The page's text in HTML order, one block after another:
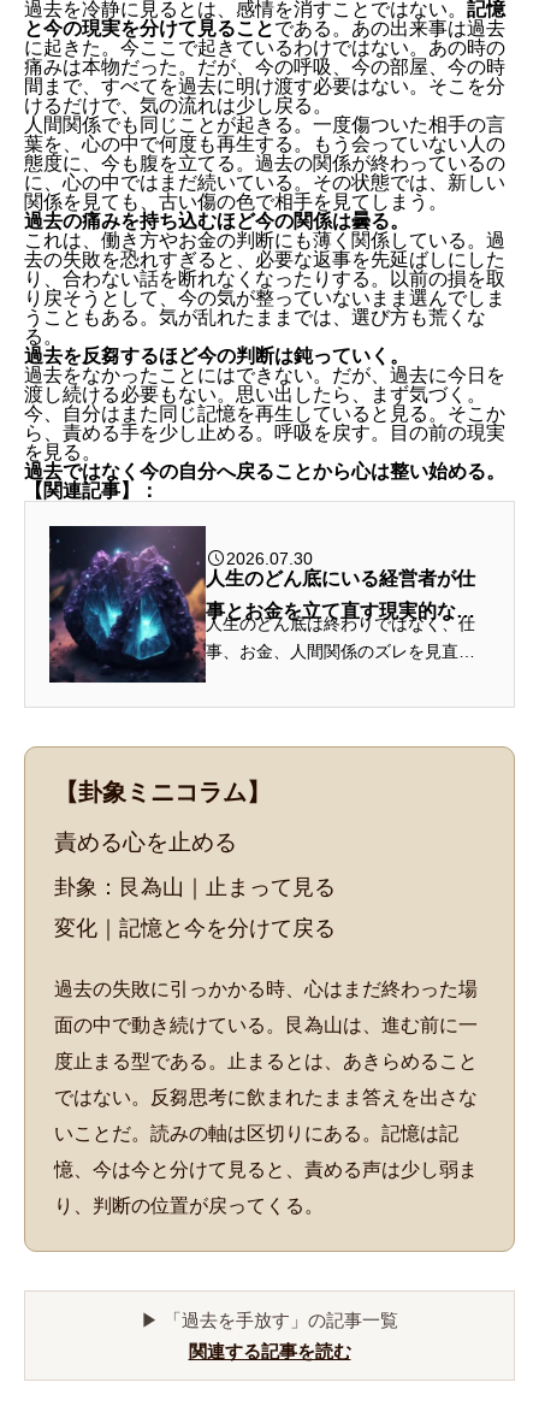
過去を冷静に見るとは、感情を消すことではない。 記憶
と今の現実を分けて見ることである。あの出来事は過去
に起きた。今ここで起きているわけではない。あの時の
痛みは本物だった。だが、今の呼吸、今の部屋、今の時
間まで、すべてを過去に明け渡す必要はない。そこを分
けるだけで、気の流れは少し戻る。
人間関係でも同じことが起きる。一度傷ついた相手の言
葉を、心の中で何度も再生する。もう会っていない人の
態度に、今も腹を立てる。過去の関係が終わっているの
に、心の中ではまだ続いている。その状態では、新しい
関係を見ても、古い傷の色で相手を見てしまう。
過去の痛みを持ち込むほど今の関係は曇る。
これは、働き方やお金の判断にも薄く関係している。過
去の失敗を恐れすぎると、必要な返事を先延ばしにした
り、合わない話を断れなくなったりする。以前の損を取
り戻そうとして、今の気が整っていないまま選んでしま
うこともある。気が乱れたままでは、選び方も荒くな
る。
過去を反芻するほど今の判断は鈍っていく。
過去をなかったことにはできない。だが、過去に今日を
渡し続ける必要もない。思い出したら、まず気づく。
今、自分はまた同じ記憶を再生していると見る。そこか
ら、責める手を少し止める。呼吸を戻す。目の前の現実
を見る。
過去ではなく今の自分へ戻ることから心は整い始める。
【関連記事】：
2026.07.30
人生のどん底にいる経営者が仕
事とお金を立て直す現実的な方
法
人生のどん底は終わりではなく、仕
事、お金、人間関係のズレを見直
転機になる。
【卦象ミニコラム】
責める心を止める
卦象：艮為山｜止まって見る
変化｜記憶と今を分けて戻る
過去の失敗に引っかかる時、心はまだ終わった場
面の中で動き続けている。艮為山は、進む前に一
度止まる型である。止まるとは、あきらめること
ではない。反芻思考に飲まれたまま答えを出さな
いことだ。読みの軸は区切りにある。記憶は記
憶、今は今と分けて見ると、責める声は少し弱ま
り、判断の位置が戻ってくる。
▶ 「過去を手放す」の記事一覧
関連する記事を読む